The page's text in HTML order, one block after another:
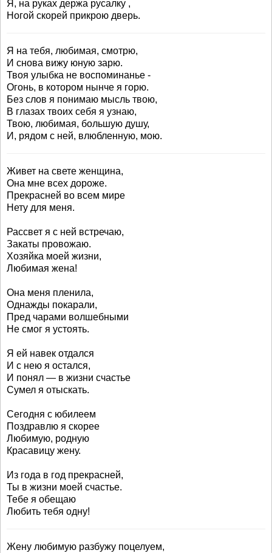
Я, на руках держа русалку ,
Ногой скорей прикрою дверь.
Я на тебя, любимая, смотрю,
И снова вижу юную зарю.
Твоя улыбка не воспоминанье -
Огонь, в котором нынче я горю.
Без слов я понимаю мысль твою,
В глазах твоих себя я узнаю,
Твою, любимая, большую душу,
И, рядом с ней, влюбленную, мою.
Живет на свете женщина,
Она мне всех дороже.
Прекрасней во всем мире
Нету для меня.
Рассвет я с ней встречаю,
Закаты провожаю.
Хозяйка моей жизни,
Любимая жена!
Она меня пленила,
Однажды покарали,
Пред чарами волшебными
Не смог я устоять.
Я ей навек отдался
И с нею я остался,
И понял — в жизни счастье
Сумел я отыскать.
Сегодня с юбилеем
Поздравлю я скорее
Любимую, родную
Красавицу жену.
Из года в год прекрасней,
Ты в жизни моей счастье.
Тебе я обещаю
Любить тебя одну!
Жену любимую разбужу поцелуем,